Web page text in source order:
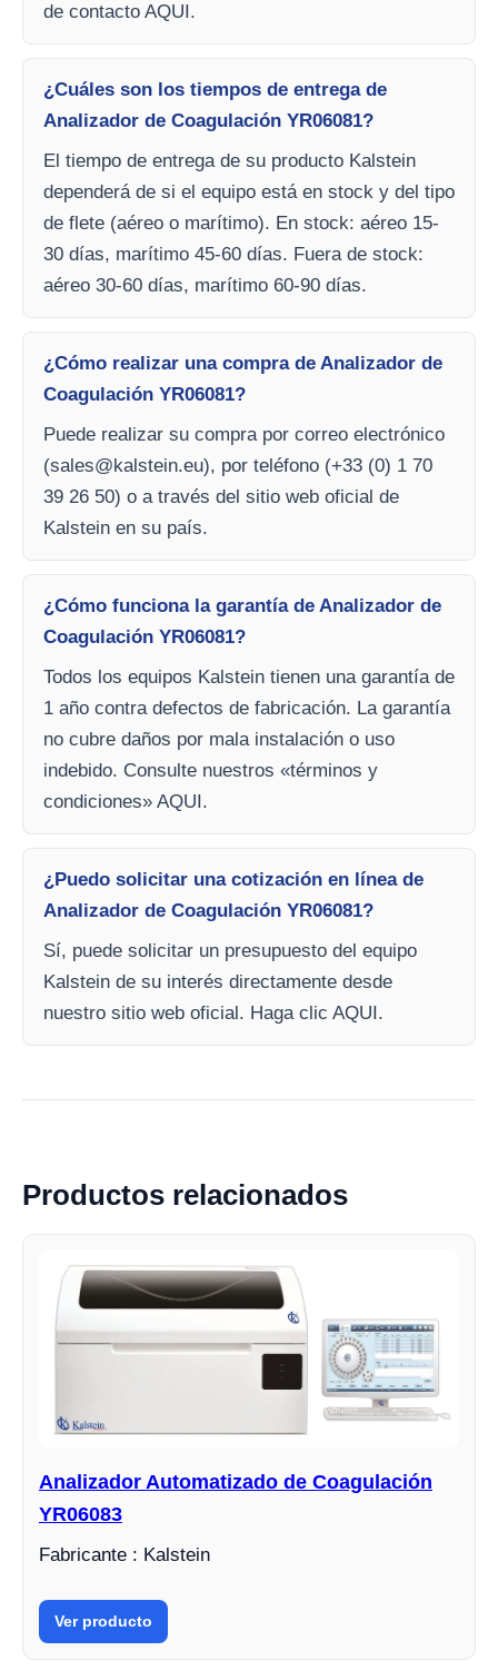
de contacto AQUI.
¿Cuáles son los tiempos de entrega de
Analizador de Coagulación YR06081?
El tiempo de entrega de su producto Kalstein
dependerá de si el equipo está en stock y del tipo
de flete (aéreo o marítimo). En stock: aéreo 15-
30 días, marítimo 45-60 días. Fuera de stock:
aéreo 30-60 días, marítimo 60-90 días.
¿Cómo realizar una compra de Analizador de
Coagulación YR06081?
Puede realizar su compra por correo electrónico
(sales@kalstein.eu), por teléfono (+33 (0) 1 70
39 26 50) o a través del sitio web oficial de
Kalstein en su país.
¿Cómo funciona la garantía de Analizador de
Coagulación YR06081?
Todos los equipos Kalstein tienen una garantía de
1 año contra defectos de fabricación. La garantía
no cubre daños por mala instalación o uso
indebido. Consulte nuestros «términos y
condiciones» AQUI.
¿Puedo solicitar una cotización en línea de
Analizador de Coagulación YR06081?
Sí, puede solicitar un presupuesto del equipo
Kalstein de su interés directamente desde
nuestro sitio web oficial. Haga clic AQUI.
Productos relacionados
Analizador Automatizado de Coagulación
YR06083
Fabricante : Kalstein
Ver producto